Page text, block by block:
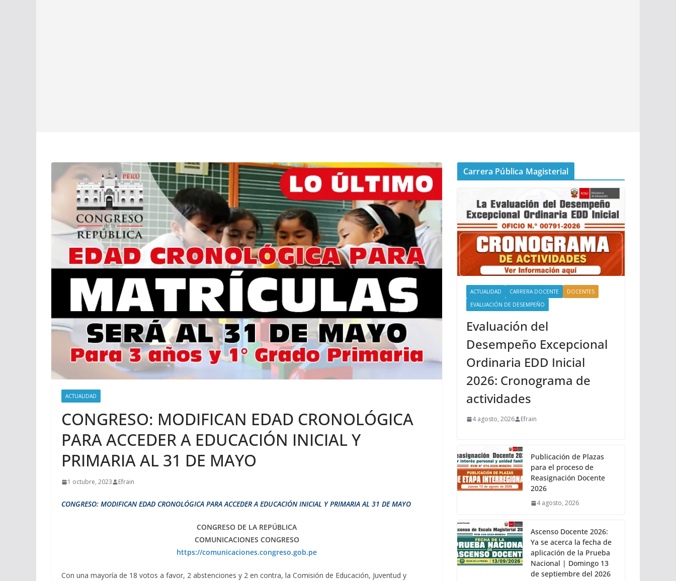
ACTUALIDAD
CONGRESO: MODIFICAN EDAD CRONOLÓGICA
PARA ACCEDER A EDUCACIÓN INICIAL Y
PRIMARIA AL 31 DE MAYO
1 octubre, 2023 Efrain
CONGRESO: MODIFICAN EDAD CRONOLÓGICA PARA ACCEDER A EDUCACIÓN INICIAL Y PRIMARIA AL 31 DE MAYO
CONGRESO DE LA REPÚBLICA
COMUNICACIONES CONGRESO
https://comunicaciones.congreso.gob.pe
Con una mayoría de 18 votos a favor, 2 abstenciones y 2 en contra, la Comisión de Educación, Juventud y
Carrera Pública Magisterial
ACTUALIDAD CARRERA DOCENTE
DOCENTES
EVALUACIÓN DE DESEMPEÑO
Evaluación del
Desempeño Excepcional
Ordinaria EDD Inicial
2026: Cronograma de
actividades
4 agosto, 2026 Efrain
Publicación de Plazas
para el proceso de
Reasignación Docente
2026
4 agosto, 2026
Ascenso Docente 2026:
Ya se acerca la fecha de
aplicación de la Prueba
Nacional | Domingo 13
de septiembre del 2026